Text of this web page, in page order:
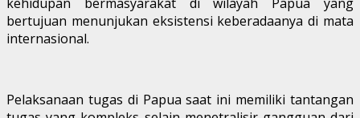
bertujuan menunjukan eksistensi keberadaanya di mata
internasional.
Pelaksanaan tugas di Papua saat ini memiliki tantangan